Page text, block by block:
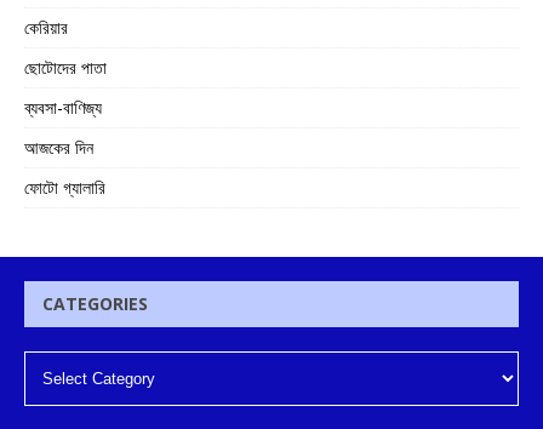
কেরিয়ার
ছোটোদের পাতা
ব্যবসা-বাণিজ্য
আজকের দিন
ফোটো গ্যালারি
CATEGORIES